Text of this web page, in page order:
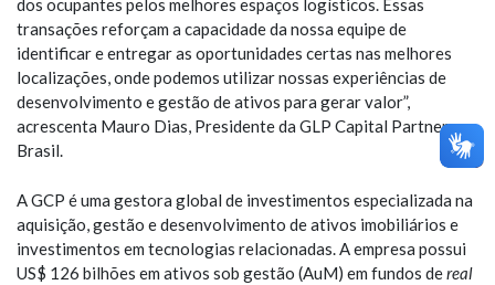
dos ocupantes pelos melhores espaços logísticos. Essas
transações reforçam a capacidade da nossa equipe de
identificar e entregar as oportunidades certas nas melhores
localizações, onde podemos utilizar nossas experiências de
desenvolvimento e gestão de ativos para gerar valor”,
acrescenta Mauro Dias, Presidente da GLP Capital Partners no
Brasil.
A GCP é uma gestora global de investimentos especializada na
aquisição, gestão e desenvolvimento de ativos imobiliários e
investimentos em tecnologias relacionadas. A empresa possui
US$ 126 bilhões em ativos sob gestão (AuM) em fundos dereal